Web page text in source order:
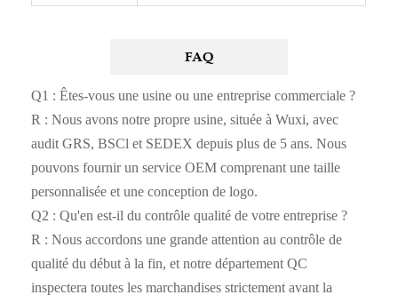
FAQ
Q1 : Êtes-vous une usine ou une entreprise commerciale ?
R : Nous avons notre propre usine, située à Wuxi, avec
audit GRS, BSCl et SEDEX depuis plus de 5 ans. Nous
pouvons fournir un service OEM comprenant une taille
personnalisée et une conception de logo.
Q2 : Qu'en est-il du contrôle qualité de votre entreprise ?
R : Nous accordons une grande attention au contrôle de
qualité du début à la fin, et notre département QC
inspectera toutes les marchandises strictement avant la